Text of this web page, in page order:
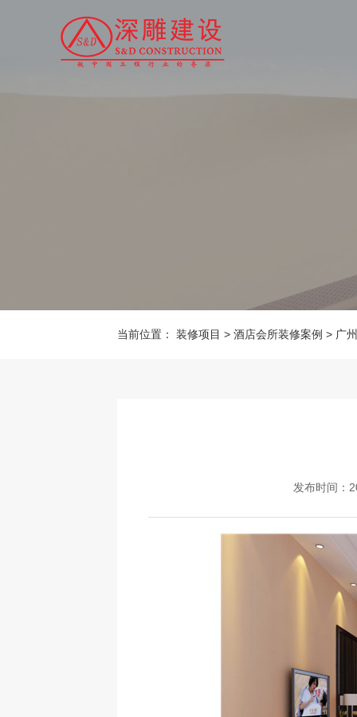
当前位置： 装修项目 > 酒店会所装修案例 > 广
发布时间：